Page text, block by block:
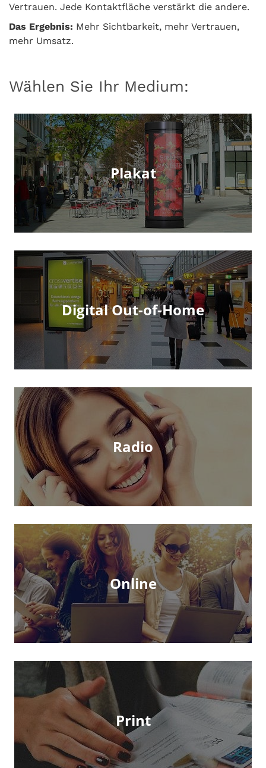
Vertrauen. Jede Kontaktfläche verstärkt die andere.
Das Ergebnis: Mehr Sichtbarkeit, mehr Vertrauen,
mehr Umsatz.
Wählen Sie Ihr Medium:
Plakat
Digital Out-of-Home
Radio
Online
Print